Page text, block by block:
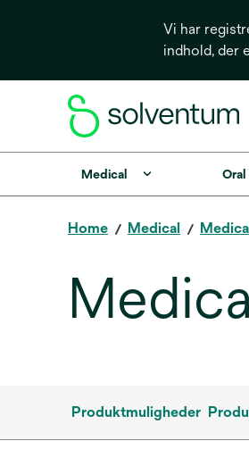
Vi har
indhold, der
Medical Oral
Home Medical
Produktmuligheder